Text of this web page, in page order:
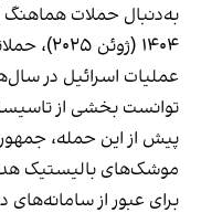
به‌دنبال حملات هماهنگ
۱۴۰۴
عملیات اسرائیل در
توانست بخشی از
پیش از این حمله،
موشک‌های بالیستیک
برای عبور از